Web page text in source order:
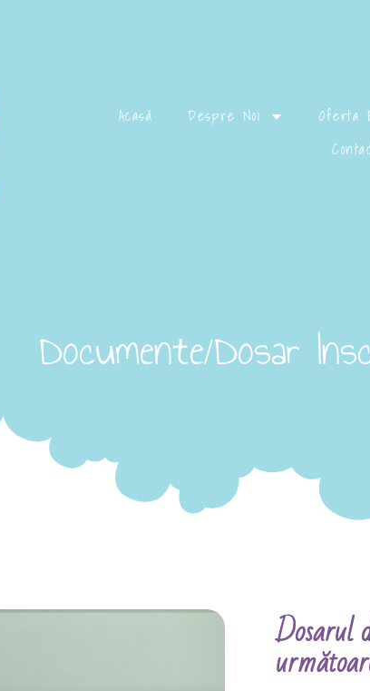
Acasă Despre Noi Oferta
Documente/Dosar
Dosarul